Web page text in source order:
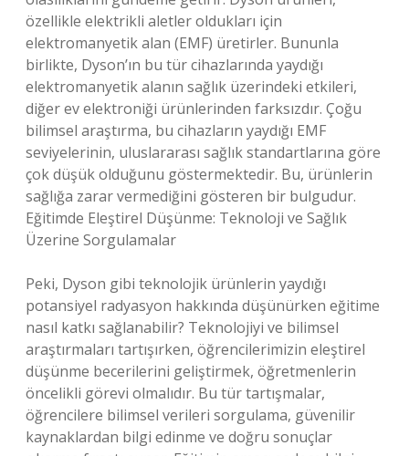
özellikle elektrikli aletler oldukları için
elektromanyetik alan (EMF) üretirler. Bununla
birlikte, Dyson’ın bu tür cihazlarında yaydığı
elektromanyetik alanın sağlık üzerindeki etkileri,
diğer ev elektroniği ürünlerinden farksızdır. Çoğu
bilimsel araştırma, bu cihazların yaydığı EMF
seviyelerinin, uluslararası sağlık standartlarına göre
çok düşük olduğunu göstermektedir. Bu, ürünlerin
sağlığa zarar vermediğini gösteren bir bulgudur.
Eğitimde Eleştirel Düşünme: Teknoloji ve Sağlık
Üzerine Sorgulamalar
Peki, Dyson gibi teknolojik ürünlerin yaydığı
potansiyel radyasyon hakkında düşünürken eğitime
nasıl katkı sağlanabilir? Teknolojiyi ve bilimsel
araştırmaları tartışırken, öğrencilerimizin eleştirel
düşünme becerilerini geliştirmek, öğretmenlerin
öncelikli görevi olmalıdır. Bu tür tartışmalar,
öğrencilere bilimsel verileri sorgulama, güvenilir
kaynaklardan bilgi edinme ve doğru sonuçlar